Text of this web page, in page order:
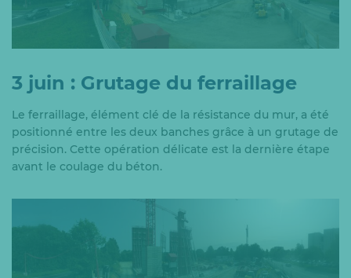
3 juin : Grutage du ferraillage
Le ferraillage, élément clé de la résistance du mur, a été
positionné entre les deux banches grâce à un grutage de
précision. Cette opération délicate est la dernière étape
avant le coulage du béton.